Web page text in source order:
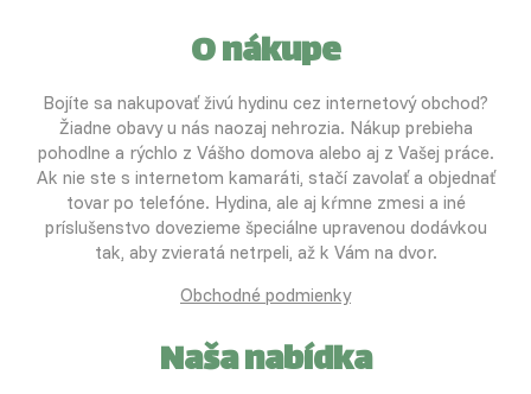
O nákupe
Bojíte sa nakupovať živú hydinu cez internetový obchod?
Žiadne obavy u nás naozaj nehrozia. Nákup prebieha
pohodlne a rýchlo z Vášho domova alebo aj z Vašej práce.
Ak nie ste s internetom kamaráti, stačí zavolať a objednať
tovar po telefóne. Hydina, ale aj kŕmne zmesi a iné
príslušenstvo dovezieme špeciálne upravenou dodávkou
tak, aby zvieratá netrpeli, až k Vám na dvor.
Obchodné podmienky
Naša nabídka